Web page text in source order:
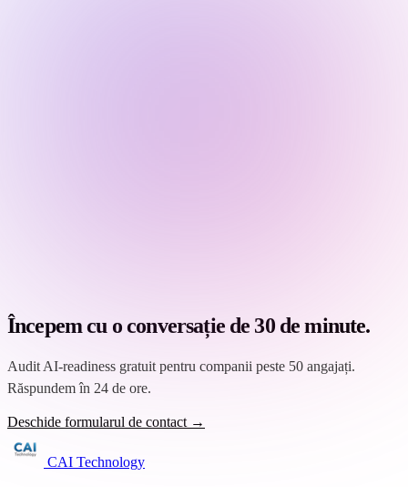
Începem cu o conversație de 30 de minute.
Audit AI-readiness gratuit pentru companii peste 50 angajați.
Răspundem în 24 de ore.
Deschide formularul de contact →
CAI Technology